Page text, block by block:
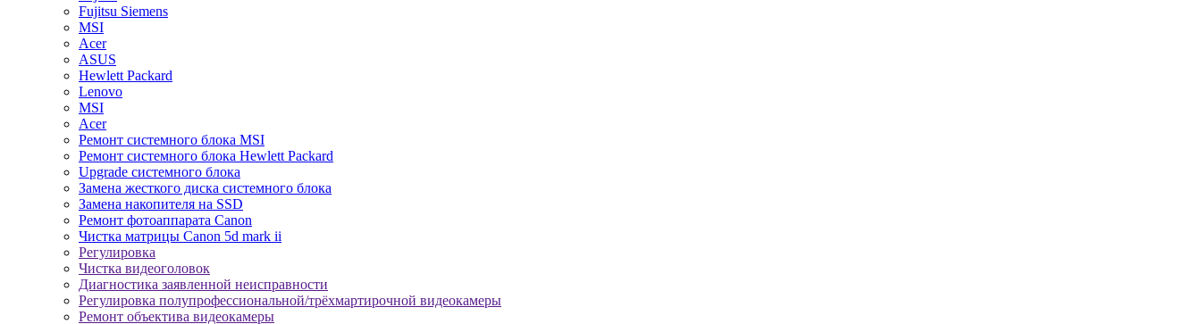
Fujitsu Siemens
MSI
Acer
ASUS
Hewlett Packard
Lenovo
MSI
Acer
Ремонт системного блока MSI
Ремонт системного блока Hewlett Packard
Upgrade системного блока
Замена жесткого диска системного блока
Замена накопителя на SSD
Ремонт фотоаппарата Canon
Чистка матрицы Canon 5d mark ii
Регулировка
Чистка видеоголовок
Диагностика заявленной неисправности
Регулировка полупрофессиональной/трёхмартирочной видеокамеры
Ремонт объектива видеокамеры